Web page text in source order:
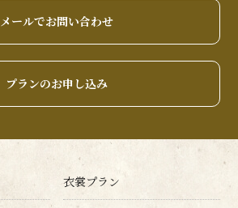
メールでお問い合わせ
プランのお申し込み
衣裳プラン